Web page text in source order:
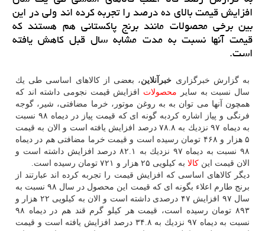
افزایش قیمت بالای ده درصد را تجربه كرده اند ولی در این
بین برخی محصولات مانند برنج پاكستانی هم هستند كه
قیمت آنها نسبت به مدت مشابه سال قبل كاهش یافته
است.
به گزارش خبرگزاری خبرآنلاین، بعضی از كالاهای اساسی طی یك
سال نسبت به سایر محصولات افزایش قیمت نجومی داشته اند كه
همچون آنها می توان به به روغن موتور، خرما مضافتی، شیر، گوجه
فرنگی و پیاز اشاره كردبه گونه ای كه قیمت پیاز در دیماه ۹۸ نسبت
به دیماه ۹۷ نزدیك به ۷۸.۸ درصد افزایش یافته است و الان به قیمت
۵ هزار و ۴۶۸ تومان رسیده است و قیمت خرما مضافتی هم در دیماه
۹۸ نسبت به دیماه ۹۷ نزدیك به ۸۲.۱ درصد افزایش داشته است و
الان قیمت این كالا به كیلویی ۲۵ هزار و ۷۲۱ تومان رسیده است.
دیگر كالاهای اساسی كه افزایش قیمت را تجربه كرده اند عبارتند از
برنج طارم اعلاء بگونه ای كه قیمت این محصول در سال ۹۸ نسبت به
سال ۹۷ افزایش ۴۷ درصدی داشته است و الان به كیلویی ۲۲ هزار و
۸۹۳ تومان رسیده است، قیمت هر كیلو گرم قند هم در دیماه ۹۸
نسبت به دیماه ۹۷ نزدیك به ۳۴.۸ درصد افزایش یافته است و قیمت